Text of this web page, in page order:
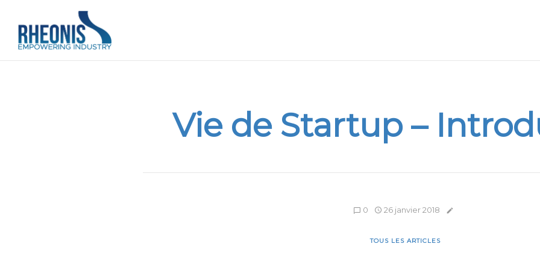
Vie de Startup –
0 26 janvier 2018
TOUS LES ARTICLES